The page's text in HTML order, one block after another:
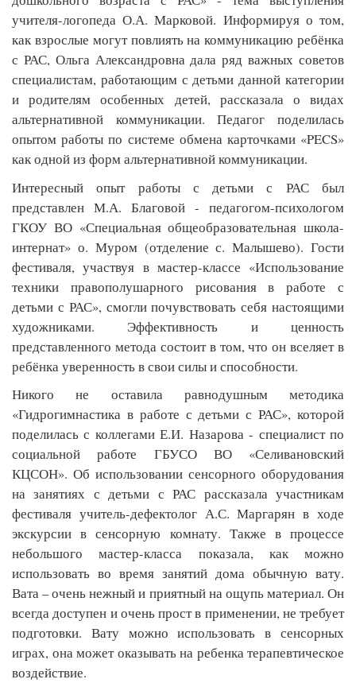
учителя-логопеда О.А. Марковой. Информируя о том,
как взрослые могут повлиять на коммуникацию ребёнка
с РАС, Ольга Александровна дала ряд важных советов
специалистам, работающим с детьми данной категории
и родителям особенных детей, рассказала о видах
альтернативной коммуникации. Педагог поделилась
опытом работы по системе обмена карточками «PECS»
как одной из форм альтернативной коммуникации.
Интересный опыт работы с детьми с РАС был
представлен М.А. Благовой - педагогом-психологом
ГКОУ ВО «Специальная общеобразовательная школа-
интернат» о. Муром (отделение с. Малышево). Гости
фестиваля, участвуя в мастер-классе «Использование
техники правополушарного рисования в работе с
детьми с РАС», смогли почувствовать себя настоящими
художниками. Эффективность и ценность
представленного метода состоит в том, что он вселяет в
ребёнка уверенность в свои силы и способности.
Никого не оставила равнодушным методика
«Гидрогимнастика в работе с детьми с РАС», которой
поделилась с коллегами Е.И. Назарова - специалист по
социальной работе ГБУСО ВО «Селивановский
КЦСОН». Об использовании сенсорного оборудования
на занятиях с детьми с РАС рассказала участникам
фестиваля учитель-дефектолог А.С. Маргарян в ходе
экскурсии в сенсорную комнату. Также в процессе
небольшого мастер-класса показала, как можно
использовать во время занятий дома обычную вату.
Вата – очень нежный и приятный на ощупь материал. Он
всегда доступен и очень прост в применении, не требует
подготовки. Вату можно использовать в сенсорных
играх, она может оказывать на ребенка терапевтическое
воздействие.